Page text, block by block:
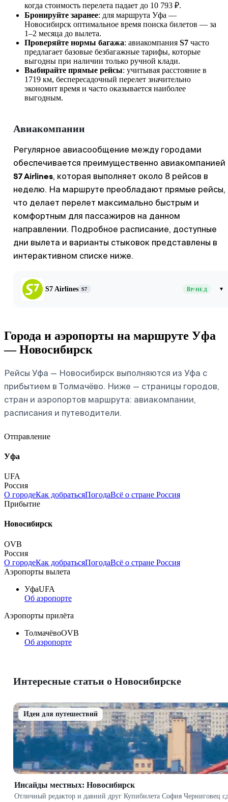
когда стоимость перелета падает до 10 793 ₽.
Бронируйте заранее: для маршрута Уфа —
Новосибирск оптимальное время поиска билетов — за
1–2 месяца до вылета.
Проверяйте нормы багажа: авиакомпания S7 часто
предлагает базовые безбагажные тарифы, которые
выгодны при наличии только ручной клади.
Выбирайте прямые рейсы: учитывая расстояние в
1719 км, беспересадочный перелет значительно
экономит время и часто оказывается наиболее
выгодным.
Авиакомпании
Регулярное авиасообщение между городами
обеспечивается преимущественно авиакомпанией
S7 Airlines, которая выполняет около 8 рейсов в
неделю. На маршруте преобладают прямые рейсы,
что делает перелет максимально быстрым и
комфортным для пассажиров на данном
направлении. Подробное расписание, доступные
дни вылета и варианты стыковок представлены в
интерактивном списке ниже.
S7 Airlines S7 8Р/НЕД ▾
Города и аэропорты на маршруте Уфа
— Новосибирск
Рейсы Уфа — Новосибирск выполняются из Уфа с
прибытием в Толмачёво. Ниже — страницы городов,
стран и аэропортов маршрута: авиакомпании,
расписания и путеводители.
Отправление
Уфа
UFA
Россия
О городеКак добратьсяПогодаВсё о стране Россия
Прибытие
Новосибирск
OVB
Россия
О городеКак добратьсяПогодаВсё о стране Россия
Аэропорты вылета
УфаUFA
Об аэропорте
Аэропорты прилёта
ТолмачёвоOVB
Об аэропорте
Интересные статьи о Новосибирске
Идеи для путешествий
Инсайды местных: Новосибирск
Отличный редактор и давний друг Купибилета София Черниговец